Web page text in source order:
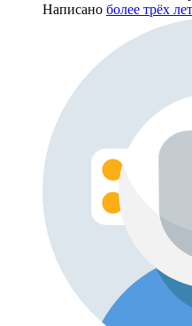
Написано более трёх